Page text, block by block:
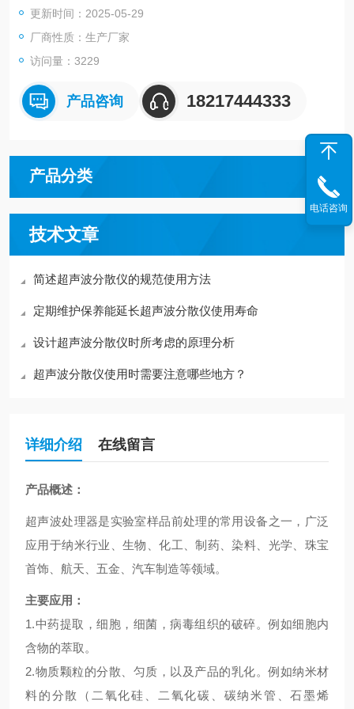
3.加速溶解，加速化学反应。例如用于化学合成。
更新时间：2025-05-29
厂商性质：生产厂家
访问量：3229
产品咨询 18217444333
产品分类
技术文章
简述超声波分散仪的规范使用方法
定期维护保养能延长超声波分散仪使用寿命
设计超声波分散仪时所考虑的原理分析
超声波分散仪使用时需要注意哪些地方？
详细介绍 在线留言
产品概述：
超声波处理器是实验室样品前处理的常用设备之一，广泛
应用于纳米行业、生物、化工、制药、染料、光学、珠宝
首饰、航天、五金、汽车制造等领域。
主要应用：
1.中药提取，细胞，细菌，病毒组织的破碎。例如细胞内
含物的萃取。
2.物质颗粒的分散、匀质，以及产品的乳化。例如纳米材
料的分散（二氧化硅、二氧化碳、碳纳米管、石墨烯
电话咨询